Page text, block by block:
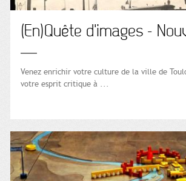
(En)Quête d'images -
Venez enrichir votre culture de la ville de
votre esprit critique à ...